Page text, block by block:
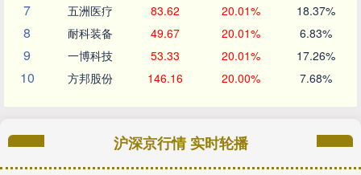
7 五洲医疗 83.62 20.01% 18.37%
8 耐科装备 49.67 20.01% 6.83%
9 一博科技 53.33 20.01% 17.26%
10 方邦股份 146.16 20.00% 7.68%
沪深京行情 实时轮播